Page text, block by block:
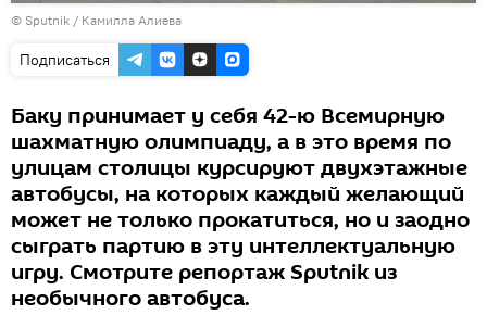
Воспроизвести
видео
© Sputnik / Камилла Алиева
Подписаться
Баку принимает у себя 42-ю Всемирную
шахматную олимпиаду, а в это время по
улицам столицы курсируют двухэтажные
автобусы, на которых каждый желающий
может не только прокатиться, но и заодно
сыграть партию в эту интеллектуальную
игру. Смотрите репортаж Sputnik из
необычного автобуса.